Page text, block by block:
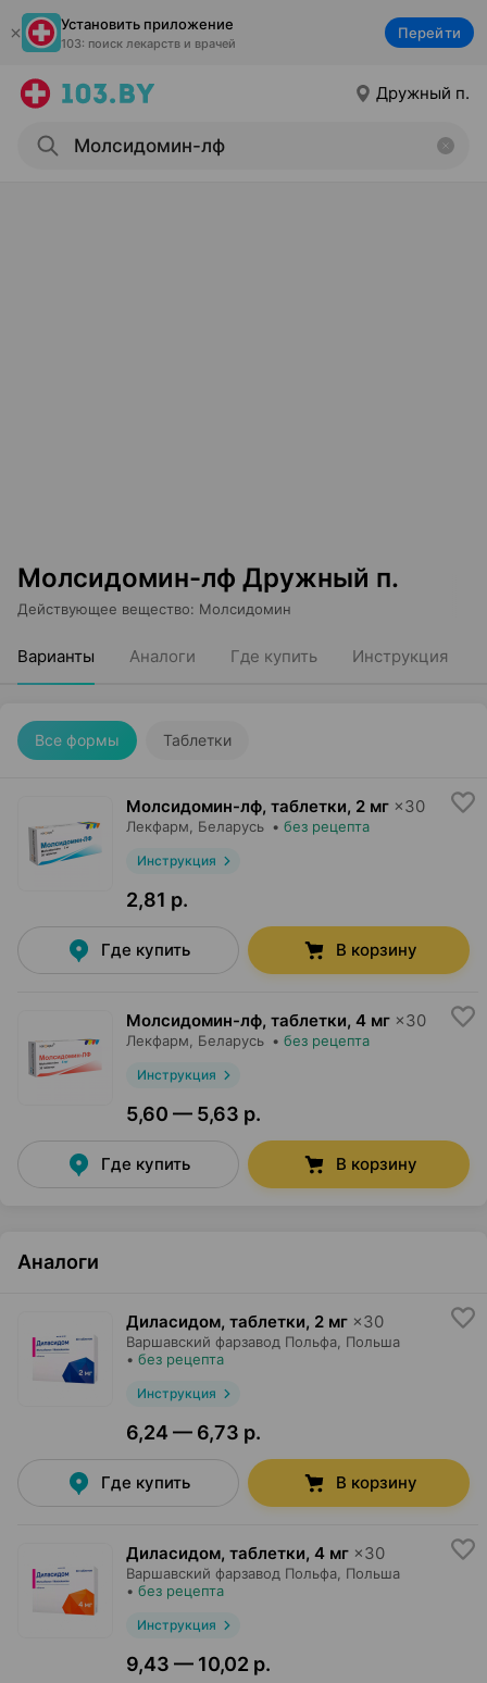
Установить приложение
103: поиск лекарств и врачей
Перейти
Дружный п.
Молсидомин-лф Дружный п.
Действующее вещество: Молсидомин
Варианты Аналоги Где купить Инструкция
Все формы Таблетки
Молсидомин-лф, таблетки, 2 мг ×30
Лекфарм , Беларусь • без рецепта
Инструкция
2,81 р.
Где купить В корзину
Молсидомин-лф, таблетки, 4 мг ×30
Лекфарм , Беларусь • без рецепта
Инструкция
5,60 — 5,63 р.
Где купить В корзину
Аналоги
Диласидом, таблетки, 2 мг ×30
Варшавский фарзавод Польфа , Польша
• без рецепта
Инструкция
6,24 — 6,73 р.
Где купить В корзину
Диласидом, таблетки, 4 мг ×30
Варшавский фарзавод Польфа , Польша
• без рецепта
Инструкция
9,43 — 10,02 р.